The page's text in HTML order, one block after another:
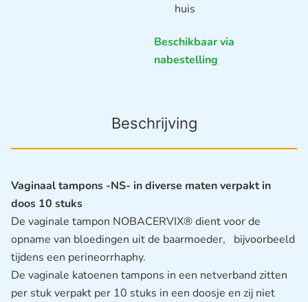
huis
Beschikbaar via
nabestelling
Beschrijving
Vaginaal tampons -NS- in diverse maten verpakt in
doos 10 stuks
De vaginale tampon NOBACERVIX® dient voor de
opname van bloedingen uit de baarmoeder, bijvoorbeeld
tijdens een perineorrhaphy.
De vaginale katoenen tampons in een netverband zitten
per stuk verpakt per 10 stuks in een doosje en zij niet